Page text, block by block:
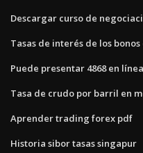
Descargar curso de
Tasas de interés de los
Puede presentar 4868 en línea
Tasa de crudo por barril en
Aprender trading forex pdf
Historia sibor tasas singapur